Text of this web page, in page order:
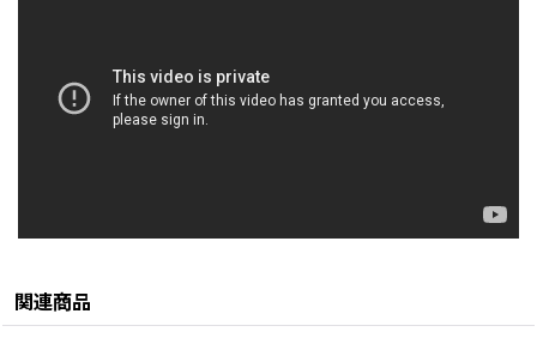
関連商品